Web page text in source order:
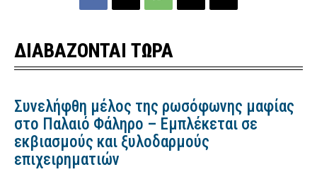
ΔΙΑΒΑΖΟΝΤΑΙ ΤΩΡΑ
Συνελήφθη μέλος της ρωσόφωνης μαφίας
στο Παλαιό Φάληρο – Εμπλέκεται σε
εκβιασμούς και ξυλοδαρμούς
επιχειρηματιών